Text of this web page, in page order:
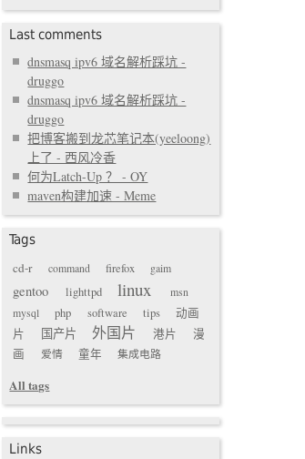
Last comments
dnsmasq ipv6 域名解析踩坑 -
druggo
dnsmasq ipv6 域名解析踩坑 -
druggo
把博客搬到龙芯笔记本(yeeloong)
上了 - 西风冷香
何为Latch-Up ？ - OY
maven构建加速 - Meme
Tags
cd-r
command firefox gaim
gentoo lighttpd linux
msn
mysql
php software tips
动画
片
国产片 外国片 港片
漫
画
爱情 童年 集成电路
All tags
Links